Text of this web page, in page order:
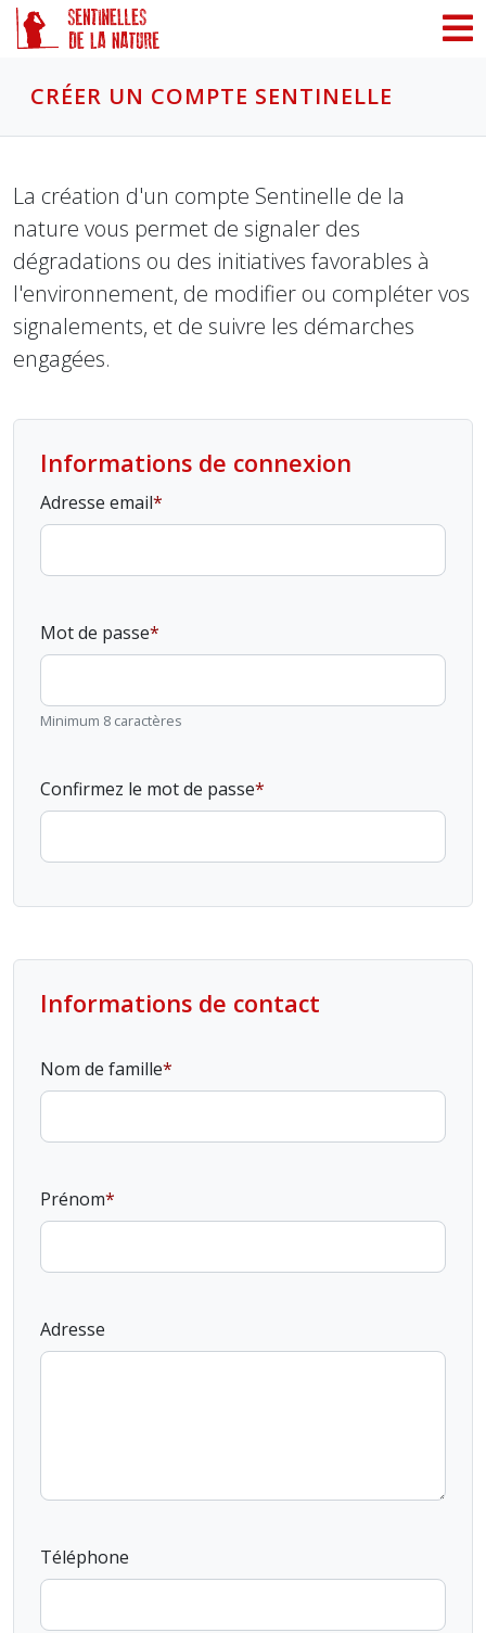
CRÉER UN COMPTE SENTINELLE
La création d'un compte Sentinelle de la
nature vous permet de signaler des
dégradations ou des initiatives favorables à
l'environnement, de modifier ou compléter vos
signalements, et de suivre les démarches
engagées.
Informations de connexion
Adresse email
Mot de passe
Minimum 8 caractères
Confirmez le mot de passe
Informations de contact
Nom de famille
Prénom
Adresse
Téléphone
Panneau de gestion des cookies